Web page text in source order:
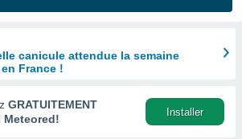
canicule attendue la semaine
France !
GRATUITEMENT
Meteored!
Installer